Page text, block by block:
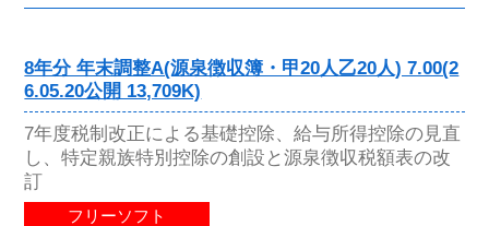
8年分 年末調整A(源泉徴収簿・甲20人乙20人) 7.00(2
6.05.20公開 13,709K)
7年度税制改正による基礎控除、給与所得控除の見直
し、特定親族特別控除の創設と源泉徴収税額表の改
訂
フリーソフト